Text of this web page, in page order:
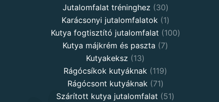
products
Jutalomfalat tréninghez 3030
products
Karácsonyi jutalomfalatok 11
product
Kutya fogtisztító jutalomfalat 100100
Kutya májkrém és paszta 77
Kutyakeksz 1313
products
Rágócsíkok kutyáknak 119119
Rágócsont kutyáknak 7171
products
Szárított kutya jutalomfalat 5151